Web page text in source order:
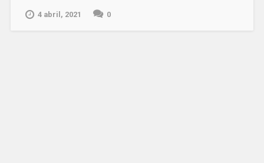
4 abril, 2021 0